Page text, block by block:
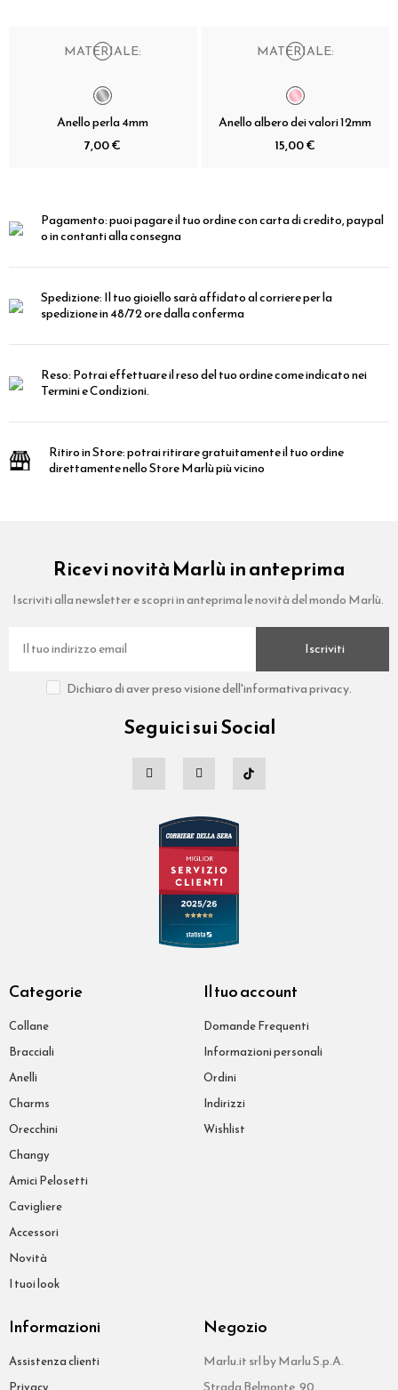
MATERIALE:
Anello perla 4mm
7,00 €
MATERIALE:
Anello albero dei valori 12mm
15,00 €
Pagamento:puoi pagare il tuo ordine con carta di credito, paypal
o in contanti alla consegna
Spedizione:Il tuo gioiello sarà affidato al corriere per la
spedizione in 48/72 ore dalla conferma
Reso:Potrai effettuare il reso del tuo ordine come indicato nei
Termini e Condizioni.
Ritiro in Store:potrai ritirare gratuitamente il tuo ordine
direttamente nello Store Marlù più vicino
Ricevi novità Marlù in anteprima
Iscriviti alla newsletter e scopri in anteprima le novità del mondo Marlù.
Iscriviti
Dichiaro di aver preso visione dell'informativa privacy.
Seguici sui Social
Categorie
Collane
Bracciali
Anelli
Charms
Orecchini
Changy
Amici Pelosetti
Cavigliere
Accessori
Novità
I tuoi look
Il tuo account
Domande Frequenti
Informazioni personali
Ordini
Indirizzi
Wishlist
Informazioni
Assistenza clienti
Privacy
Negozio
Marlu.it srl by Marlu S.p.A.